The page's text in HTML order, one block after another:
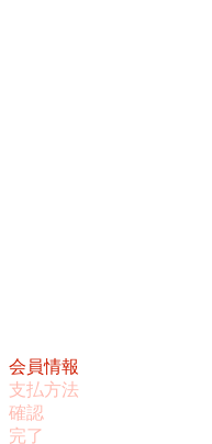
会員情報
支払方法
確認
完了